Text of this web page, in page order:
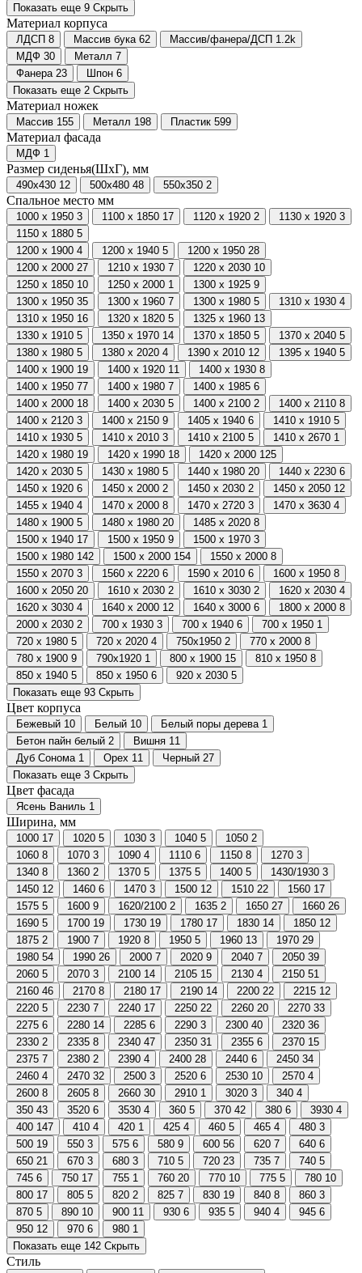
Показать еще 9 Скрыть
Материал корпуса
ЛДСП 8 Массив бука 62 Массив/фанера/ДСП 1.2k
МДФ 30 Металл 7
Фанера 23 Шпон 6
Показать еще 2 Скрыть
Материал ножек
Массив 155 Металл 198 Пластик 599
Материал фасада
МДФ 1
Размер сиденья(ШхГ), мм
490х430 12 500х480 48 550х350 2
Спальное место мм
1000 х 1950 3 1100 х 1850 17 1120 х 1920 2 1130 х 1920 3
1150 х 1880 5
1200 х 1900 4 1200 х 1940 5 1200 х 1950 28
1200 х 2000 27 1210 х 1930 7 1220 х 2030 10
1250 х 1850 10 1250 х 2000 1 1300 х 1925 9
1300 х 1950 35 1300 х 1960 7 1300 х 1980 5 1310 х 1930 4
1310 х 1950 16 1320 х 1820 5 1325 х 1960 13
1330 х 1910 5 1350 х 1970 14 1370 х 1850 5 1370 х 2040 5
1380 х 1980 5 1380 х 2020 4 1390 х 2010 12 1395 х 1940 5
1400 х 1900 19 1400 х 1920 11 1400 х 1930 8
1400 х 1950 77 1400 х 1980 7 1400 х 1985 6
1400 х 2000 18 1400 х 2030 5 1400 х 2100 2 1400 х 2110 8
1400 х 2120 3 1400 х 2150 9 1405 х 1940 6 1410 х 1910 5
1410 х 1930 5 1410 х 2010 3 1410 х 2100 5 1410 х 2670 1
1420 х 1980 19 1420 х 1990 18 1420 х 2000 125
1420 х 2030 5 1430 х 1980 5 1440 х 1980 20 1440 х 2230 6
1450 х 1920 6 1450 х 2000 2 1450 х 2030 2 1450 х 2050 12
1455 х 1940 4 1470 х 2000 8 1470 х 2720 3 1470 х 3630 4
1480 х 1900 5 1480 х 1980 20 1485 х 2020 8
1500 х 1940 17 1500 х 1950 9 1500 х 1970 3
1500 х 1980 142 1500 х 2000 154 1550 х 2000 8
1550 х 2070 3 1560 х 2220 6 1590 х 2010 6 1600 х 1950 8
1600 х 2050 20 1610 х 2030 2 1610 х 3030 2 1620 х 2030 4
1620 х 3030 4 1640 х 2000 12 1640 х 3000 6 1800 х 2000 8
2000 х 2030 2 700 х 1930 3 700 х 1940 6 700 х 1950 1
720 х 1980 5 720 х 2020 4 750х1950 2 770 х 2000 8
780 х 1900 9 790х1920 1 800 х 1900 15 810 х 1950 8
850 х 1940 5 850 х 1950 6 920 х 2030 5
Показать еще 93 Скрыть
Цвет корпуса
Бежевый 10 Белый 10 Белый поры дерева 1
Бетон пайн белый 2 Вишня 11
Дуб Сонома 1 Орех 11 Черный 27
Показать еще 3 Скрыть
Цвет фасада
Ясень Ваниль 1
Ширина, мм
1000 17 1020 5 1030 3 1040 5 1050 2
1060 8 1070 3 1090 4 1110 6 1150 8 1270 3
1340 8 1360 2 1370 5 1375 5 1400 5 1430/1930 3
1450 12 1460 6 1470 3 1500 12 1510 22 1560 17
1575 5 1600 9 1620/2100 2 1635 2 1650 27 1660 26
1690 5 1700 19 1730 19 1780 17 1830 14 1850 12
1875 2 1900 7 1920 8 1950 5 1960 13 1970 29
1980 54 1990 26 2000 7 2020 9 2040 7 2050 39
2060 5 2070 3 2100 14 2105 15 2130 4 2150 51
2160 46 2170 8 2180 17 2190 14 2200 22 2215 12
2220 5 2230 7 2240 17 2250 22 2260 20 2270 33
2275 6 2280 14 2285 6 2290 3 2300 40 2320 36
2330 2 2335 8 2340 47 2350 31 2355 6 2370 15
2375 7 2380 2 2390 4 2400 28 2440 6 2450 34
2460 4 2470 32 2500 3 2520 6 2530 10 2570 4
2600 8 2605 8 2660 30 2910 1 3020 3 340 4
350 43 3520 6 3530 4 360 5 370 42 380 6 3930 4
400 147 410 4 420 1 425 4 460 5 465 4 480 3
500 19 550 3 575 6 580 9 600 56 620 7 640 6
650 21 670 3 680 3 710 5 720 23 735 7 740 5
745 6 750 17 755 1 760 20 770 10 775 5 780 10
800 17 805 5 820 2 825 7 830 19 840 8 860 3
870 5 890 10 900 11 930 6 935 5 940 4 945 6
950 12 970 6 980 1
Показать еще 142 Скрыть
Стиль